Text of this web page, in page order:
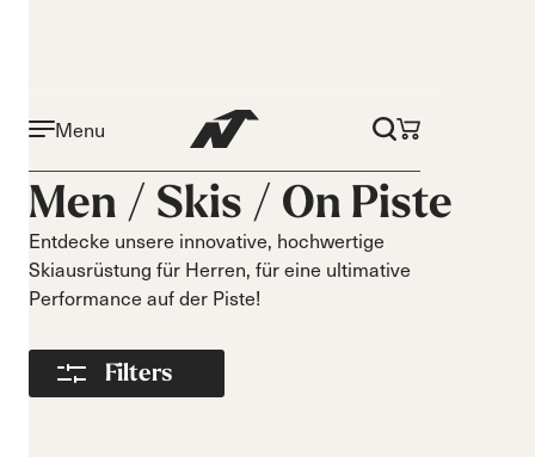
Menu
Men / Skis / On Piste
Entdecke unsere innovative, hochwertige
Skiausrüstung für Herren, für eine ultimative
Performance auf der Piste!
Filters
On piste
All mountain
All mountain
touring
Race
Anfänger
Mittelstufe
Fortgeschritten
Kurven